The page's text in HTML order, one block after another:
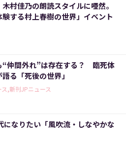
村佳乃の朗読スタイルに唖然。
する村上春樹の世界」イベント
“仲間外れ”は存在する？ 臨死体
る「死後の世界」
,新刊JPニュース
になりたい「風吹流・しなやかな